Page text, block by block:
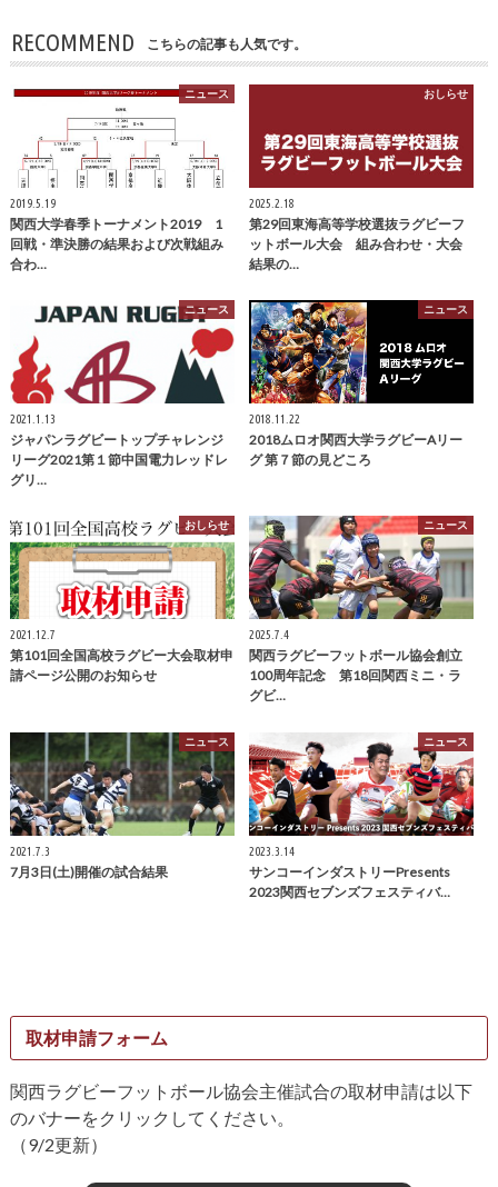
RECOMMEND こちらの記事も人気です。
ニュース
2019.5.19
関西大学春季トーナメント2019 1
回戦・準決勝の結果および次戦組み
合わ…
おしらせ
2025.2.18
第29回東海高等学校選抜ラグビーフ
ットボール大会 組み合わせ・大会
結果の…
ニュース
2021.1.13
ジャパンラグビートップチャレンジ
リーグ2021第１節中国電力レッドレ
グリ…
ニュース
2018.11.22
2018ムロオ関西大学ラグビーAリー
グ 第７節の見どころ
おしらせ
2021.12.7
第101回全国高校ラグビー大会取材申
請ページ公開のお知らせ
ニュース
2025.7.4
関西ラグビーフットボール協会創立
100周年記念 第18回関西ミニ・ラ
グビ…
ニュース
2021.7.3
7月3日(土)開催の試合結果
ニュース
2023.3.14
サンコーインダストリーPresents
2023関西セブンズフェスティバ…
取材申請フォーム
関西ラグビーフットボール協会主催試合の取材申請は以下
のバナーをクリックしてください。
（9/2更新）